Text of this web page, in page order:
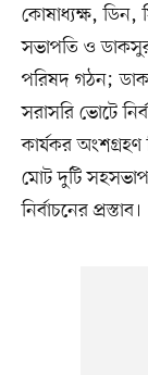
কোষাধ্যক্ষ, ডিন,
সভাপতি ও ডাকসুর
পরিষদ গঠন;
সরাসরি ভোটে
কার্যকর অংশগ্রহণ
মোট দুটি
নির্বাচনের প্রস্তাব।